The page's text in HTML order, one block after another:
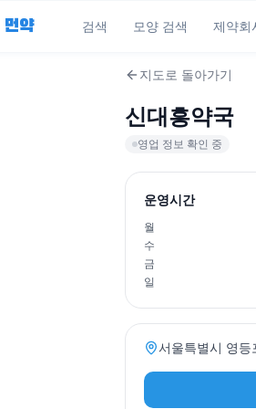
먼약 검색 모양 검색 제약회
지도로 돌아가기
신대흥약국
영업 정보 확인 중
운영시간
월
수
금
일
서울특별시 영등